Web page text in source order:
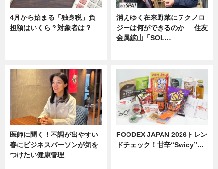
4月から始まる「独身税」負
担額はいくら？対象者は？
消えゆく在来野菜にテクノロ
ジーは何ができるのか──住友
金属鉱山「SOL…
医師に聞く！不調が出やすい
春にビジネスパーソンが気を
つけたい健康管理
FOODEX JAPAN 2026トレン
ドチェック！甘辛“Swicy”…